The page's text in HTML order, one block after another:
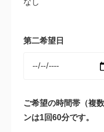
なし
第二希望日
ご希望の時間帯（複
ンは1回60分です。